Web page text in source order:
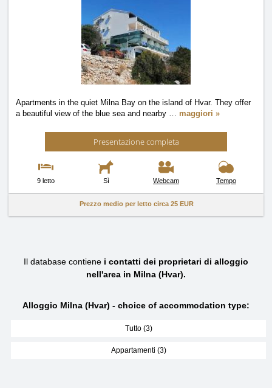
Apartments in the quiet Milna Bay on the island of Hvar. They offer
a beautiful view of the blue sea and nearby … maggiori »
Presentazione completa
9 letto Sì Webcam Tempo
Prezzo medio per letto circa 25 EUR
Il database contiene i contatti dei proprietari di alloggio
nell'area in Milna (Hvar).
Alloggio Milna (Hvar) - choice of accommodation type:
Tutto (3)
Appartamenti (3)